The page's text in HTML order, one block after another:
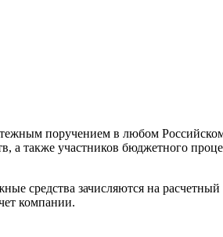
поручением в любом
а также участников бюджетного
средства зачисляются на
компании.